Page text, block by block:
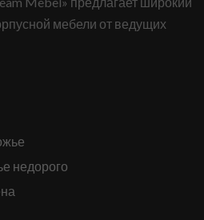
мебели от ведущих
недорого